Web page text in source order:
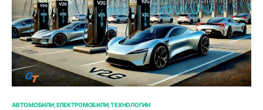
АВТОМОБИЛИ ЕЛЕКТРОМОБИЛИ ТЕХНОЛОГИИ